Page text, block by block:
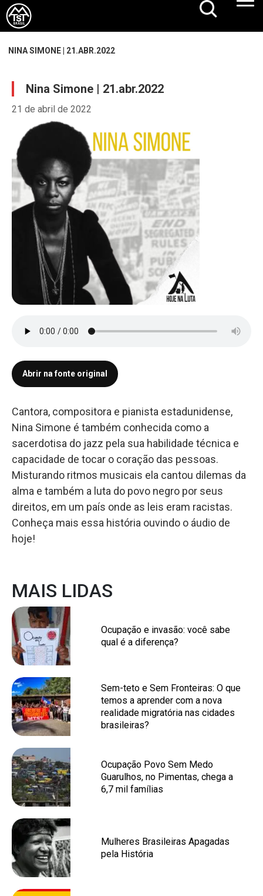
NINA SIMONE | 21.ABR.2022
Nina Simone | 21.abr.2022
21 de abril de 2022
Abrir na fonte original
Cantora, compositora e pianista estadunidense,
Nina Simone é também conhecida como a
sacerdotisa do jazz pela sua habilidade técnica e
capacidade de tocar o coração das pessoas.
Misturando ritmos musicais ela cantou dilemas da
alma e também a luta do povo negro por seus
direitos, em um país onde as leis eram racistas.
Conheça mais essa história ouvindo o áudio de
hoje!
MAIS LIDAS
Ocupação e invasão: você sabe
qual é a diferença?
Sem-teto e Sem Fronteiras: O que
temos a aprender com a nova
realidade migratória nas cidades
brasileiras?
Ocupação Povo Sem Medo
Guarulhos, no Pimentas, chega a
6,7 mil famílias
Mulheres Brasileiras Apagadas
pela História